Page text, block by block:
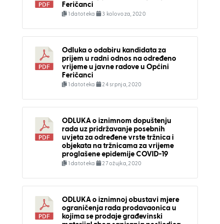
Feričanci
1 datoteka 3 kolovoza, 2020
Odluka o odabiru kandidata za
prijem u radni odnos na određeno
vrijeme u javne radove u Općini
Feričanci
1 datoteka 24 srpnja, 2020
ODLUKA o iznimnom dopuštenju
rada uz pridržavanje posebnih
uvjeta za određene vrste tržnica i
objekata na tržnicama za vrijeme
proglašene epidemije COVID-19
1 datoteka 27 ožujka, 2020
ODLUKA o iznimnoj obustavi mjere
ograničenja rada prodavaonica u
kojima se prodaje građevinski